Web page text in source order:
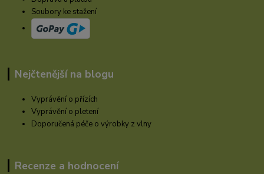
Soubory ke stažení
Nejčtenější na blogu
Vyprávění o přízích
Vyprávění o pletení
Doporučená péče o výrobky z vlny
Recenze a hodnocení